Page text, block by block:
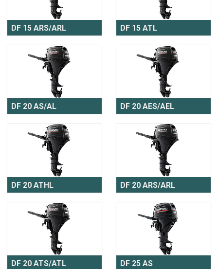
DF 15 ARS/ARL DF 15 ATL
DF 20 AS/AL DF 20 AES/AEL
DF 20 ATHL DF 20 ARS/ARL
DF 20 ATS/ATL DF 25 AS